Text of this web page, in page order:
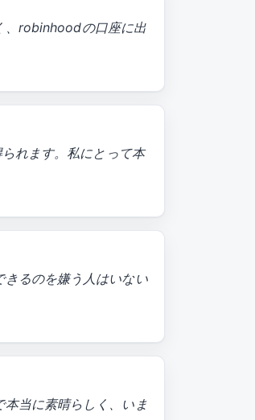
、robinhoodの口座に出
れます。私にとって本
るのを嫌う人はいない
当に素晴らしく、いま